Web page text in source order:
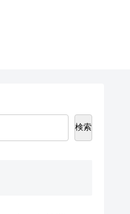
検索